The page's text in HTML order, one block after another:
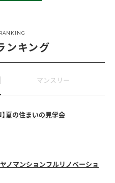
ンキング
マンスリー
】夏の住まいの見学会
ヤノマンションフルリノベーショ